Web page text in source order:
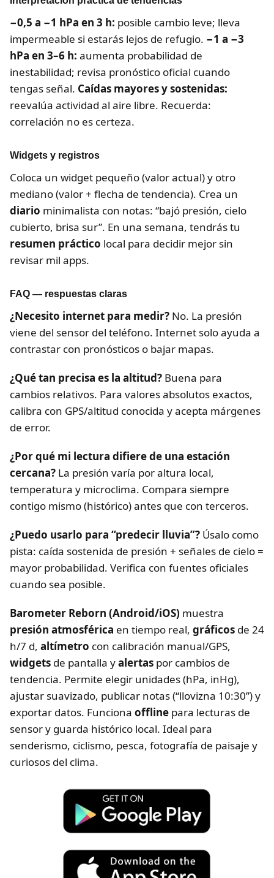
−0,5 a −1 hPa en 3 h: posible cambio leve; lleva
impermeable si estarás lejos de refugio. −1 a −3
hPa en 3–6 h: aumenta probabilidad de
inestabilidad; revisa pronóstico oficial cuando
tengas señal. Caídas mayores y sostenidas:
reevalúa actividad al aire libre. Recuerda:
correlación no es certeza.
Widgets y registros
Coloca un widget pequeño (valor actual) y otro
mediano (valor + flecha de tendencia). Crea un
diario minimalista con notas: “bajó presión, cielo
cubierto, brisa sur”. En una semana, tendrás tu
resumen práctico local para decidir mejor sin
revisar mil apps.
FAQ — respuestas claras
¿Necesito internet para medir? No. La presión
viene del sensor del teléfono. Internet solo ayuda a
contrastar con pronósticos o bajar mapas.
¿Qué tan precisa es la altitud? Buena para
cambios relativos. Para valores absolutos exactos,
calibra con GPS/altitud conocida y acepta márgenes
de error.
¿Por qué mi lectura difiere de una estación
cercana? La presión varía por altura local,
temperatura y microclima. Compara siempre
contigo mismo (histórico) antes que con terceros.
¿Puedo usarlo para “predecir lluvia”? Úsalo como
pista: caída sostenida de presión + señales de cielo =
mayor probabilidad. Verifica con fuentes oficiales
cuando sea posible.
Barometer Reborn (Android/iOS) muestra
presión atmosférica en tiempo real, gráficos de 24
h/7 d, altímetro con calibración manual/GPS,
widgets de pantalla yalertas por cambios de
tendencia. Permite elegir unidades (hPa, inHg),
ajustar suavizado, publicar notas (“llovizna 10:30”) y
exportar datos. Funciona offline para lecturas de
sensor y guarda histórico local. Ideal para
senderismo, ciclismo, pesca, fotografía de paisaje y
curiosos del clima.